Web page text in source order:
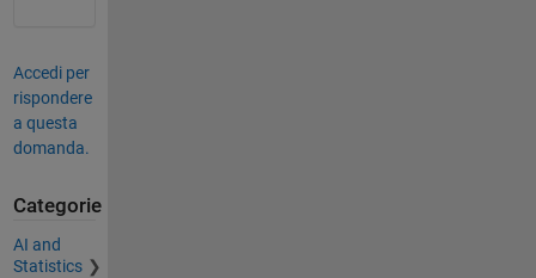
Accedi per
rispondere
a questa
domanda.
Categorie
AI and
Statistics